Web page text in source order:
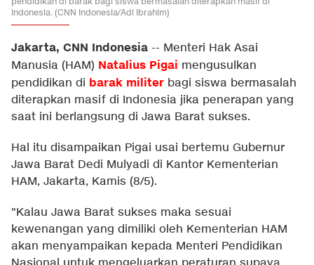
Indonesia. (CNN Indonesia/Adi Ibrahim)
Jakarta, CNN Indonesia -- Menteri Hak Asai
Manusia (HAM) Natalius Pigai mengusulkan
pendidikan di barak militer bagi siswa bermasalah
diterapkan masif di Indonesia jika penerapan yang
saat ini berlangsung di Jawa Barat sukses.
Hal itu disampaikan Pigai usai bertemu Gubernur
Jawa Barat Dedi Mulyadi di Kantor Kementerian
HAM, Jakarta, Kamis (8/5).
"Kalau Jawa Barat sukses maka sesuai
kewenangan yang dimiliki oleh Kementerian HAM
akan menyampaikan kepada Menteri Pendidikan